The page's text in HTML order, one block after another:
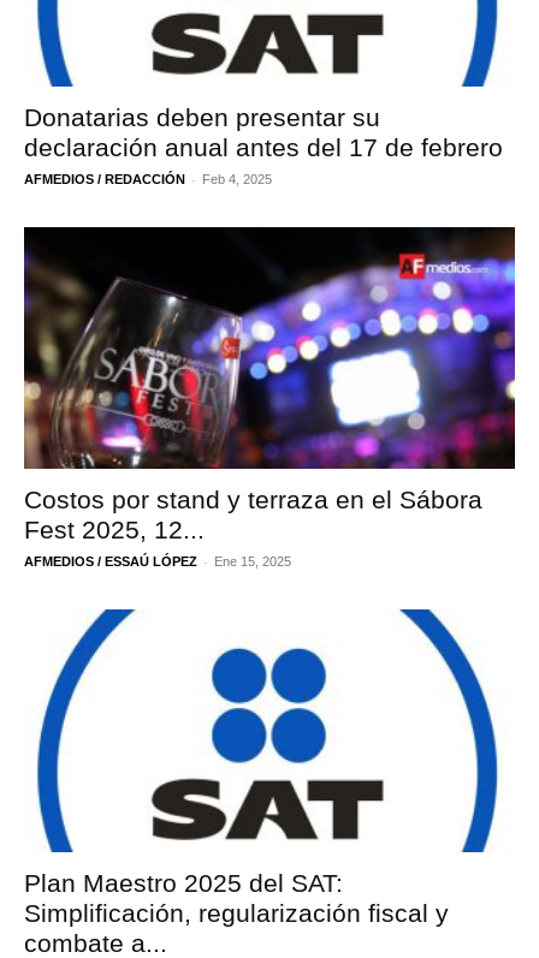
Donatarias deben presentar su
declaración anual antes del 17 de febrero
AFMEDIOS / REDACCIÓN - Feb 4, 2025
Costos por stand y terraza en el Sábora
Fest 2025, 12...
AFMEDIOS / ESSAÚ LÓPEZ - Ene 15, 2025
Plan Maestro 2025 del SAT:
Simplificación, regularización fiscal y
combate a...